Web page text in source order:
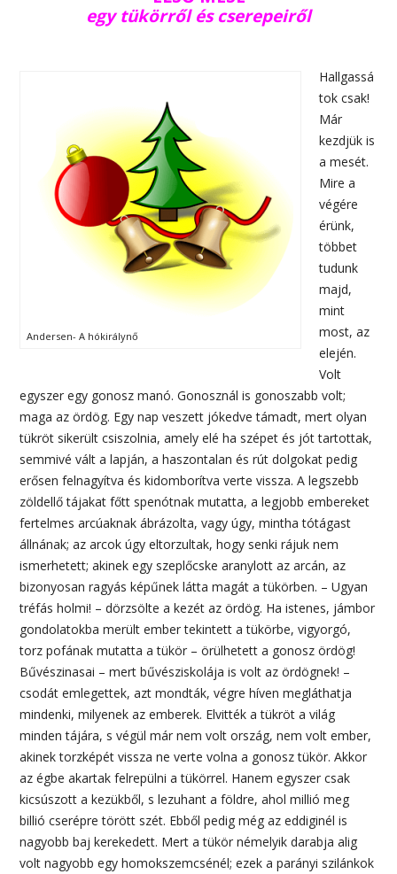
egy tükörről és cserepeiről
Andersen- A hókirálynő
Hallgassá
tok csak!
Már
kezdjük is
a mesét.
Mire a
végére
érünk,
többet
tudunk
majd,
mint
most, az
elején.
Volt
egyszer egy gonosz manó. Gonosznál is gonoszabb volt;
maga az ördög. Egy nap veszett jókedve támadt, mert olyan
tükröt sikerült csiszolnia, amely elé ha szépet és jót tartottak,
semmivé vált a lapján, a haszontalan és rút dolgokat pedig
erősen felnagyítva és kidomborítva verte vissza. A legszebb
zöldellő tájakat főtt spenótnak mutatta, a legjobb embereket
fertelmes arcúaknak ábrázolta, vagy úgy, mintha tótágast
állnának; az arcok úgy eltorzultak, hogy senki rájuk nem
ismerhetett; akinek egy szeplőcske aranylott az arcán, az
bizonyosan ragyás képűnek látta magát a tükörben. – Ugyan
tréfás holmi! – dörzsölte a kezét az ördög. Ha istenes, jámbor
gondolatokba merült ember tekintett a tükörbe, vigyorgó,
torz pofának mutatta a tükör – örülhetett a gonosz ördög!
Bűvészinasai – mert bűvésziskolája is volt az ördögnek! –
csodát emlegettek, azt mondták, végre híven megláthatja
mindenki, milyenek az emberek. Elvitték a tükröt a világ
minden tájára, s végül már nem volt ország, nem volt ember,
akinek torzképét vissza ne verte volna a gonosz tükör. Akkor
az égbe akartak felrepülni a tükörrel. Hanem egyszer csak
kicsúszott a kezükből, s lezuhant a földre, ahol millió meg
billió cserépre törött szét. Ebből pedig még az eddiginél is
nagyobb baj kerekedett. Mert a tükör némelyik darabja alig
volt nagyobb egy homokszemcsénél; ezek a parányi szilánkok